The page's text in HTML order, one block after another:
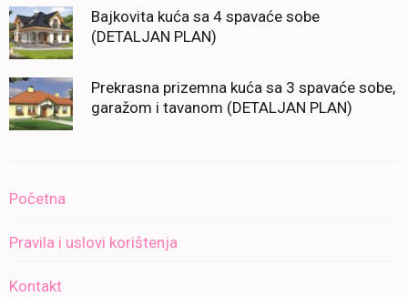
Bajkovita kuća sa 4 spavaće sobe
(DETALJAN PLAN)
Prekrasna prizemna kuća sa 3 spavaće sobe,
garažom i tavanom (DETALJAN PLAN)
Početna
Pravila i uslovi korištenja
Kontakt